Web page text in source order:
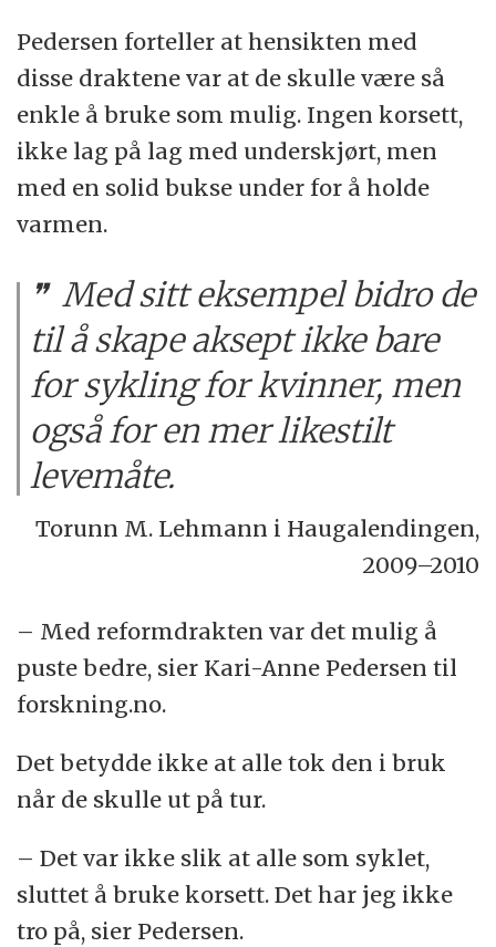
Pedersen forteller at hensikten med
disse draktene var at de skulle være så
enkle å bruke som mulig. Ingen korsett,
ikke lag på lag med underskjørt, men
med en solid bukse under for å holde
varmen.
Med sitt eksempel bidro de
til å skape aksept ikke bare
for sykling for kvinner, men
også for en mer likestilt
levemåte.
Torunn M. Lehmann i Haugalendingen,
2009–2010
– Med reformdrakten var det mulig å
puste bedre, sier Kari-Anne Pedersen til
forskning.no.
Det betydde ikke at alle tok den i bruk
når de skulle ut på tur.
– Det var ikke slik at alle som syklet,
sluttet å bruke korsett. Det har jeg ikke
tro på, sier Pedersen.